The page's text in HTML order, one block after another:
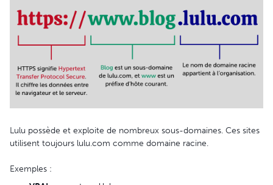
Lulu possède et exploite de nombreux sous-domaines. Ces sites
utilisent toujours lulu.com comme domaine racine.
Exemples :